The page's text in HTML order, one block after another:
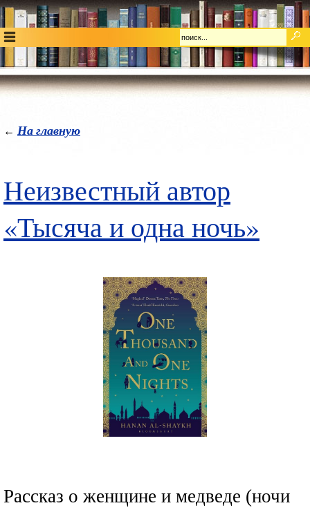
← На главную
Неизвестный автор
«Тысяча и одна ночь»
Рассказ о женщине и медведе (ночи